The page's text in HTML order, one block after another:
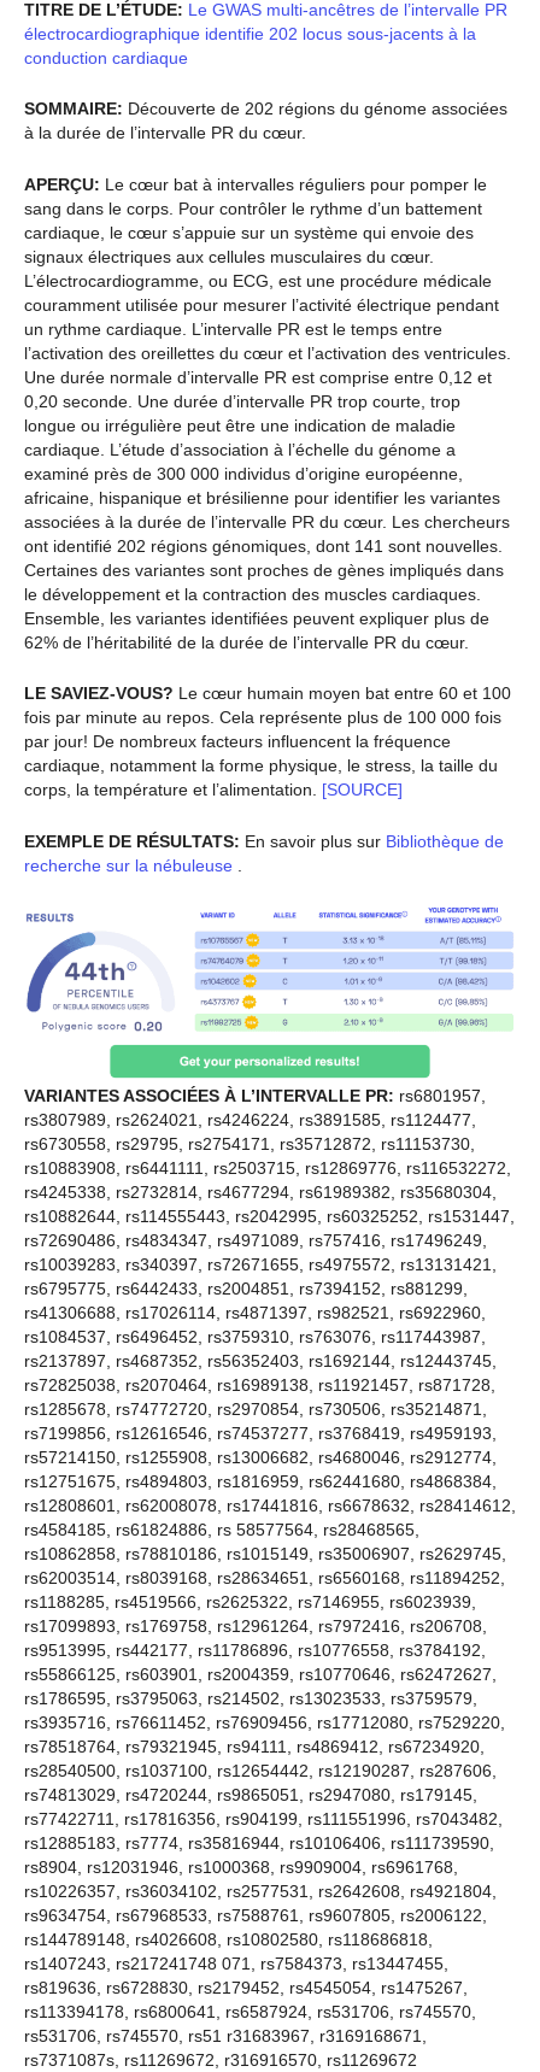
TITRE DE L’ÉTUDE: Le GWAS multi-ancêtres de l’intervalle PR
électrocardiographique identifie 202 locus sous-jacents à la
conduction cardiaque
SOMMAIRE: Découverte de 202 régions du génome associées
à la durée de l’intervalle PR du cœur.
APERÇU: Le cœur bat à intervalles réguliers pour pomper le
sang dans le corps. Pour contrôler le rythme d’un battement
cardiaque, le cœur s’appuie sur un système qui envoie des
signaux électriques aux cellules musculaires du cœur.
L’électrocardiogramme, ou ECG, est une procédure médicale
couramment utilisée pour mesurer l’activité électrique pendant
un rythme cardiaque. L’intervalle PR est le temps entre
l’activation des oreillettes du cœur et l’activation des ventricules.
Une durée normale d’intervalle PR est comprise entre 0,12 et
0,20 seconde. Une durée d’intervalle PR trop courte, trop
longue ou irrégulière peut être une indication de maladie
cardiaque. L’étude d’association à l’échelle du génome a
examiné près de 300 000 individus d’origine européenne,
africaine, hispanique et brésilienne pour identifier les variantes
associées à la durée de l’intervalle PR du cœur. Les chercheurs
ont identifié 202 régions génomiques, dont 141 sont nouvelles.
Certaines des variantes sont proches de gènes impliqués dans
le développement et la contraction des muscles cardiaques.
Ensemble, les variantes identifiées peuvent expliquer plus de
62% de l’héritabilité de la durée de l’intervalle PR du cœur.
LE SAVIEZ-VOUS? Le cœur humain moyen bat entre 60 et 100
fois par minute au repos. Cela représente plus de 100 000 fois
par jour! De nombreux facteurs influencent la fréquence
cardiaque, notamment la forme physique, le stress, la taille du
corps, la température et l’alimentation. [SOURCE]
EXEMPLE DE RÉSULTATS: En savoir plus sur Bibliothèque de
recherche sur la nébuleuse
VARIANTES ASSOCIÉES À L’INTERVALLE PR: rs6801957,
rs3807989, rs2624021, rs4246224, rs3891585, rs1124477,
rs6730558, rs29795, rs2754171, rs35712872, rs11153730,
rs10883908, rs6441111, rs2503715, rs12869776, rs116532272,
rs4245338, rs2732814, rs4677294, rs61989382, rs35680304,
rs10882644, rs114555443, rs2042995, rs60325252, rs1531447,
rs72690486, rs4834347, rs4971089, rs757416, rs17496249,
rs10039283, rs340397, rs72671655, rs4975572, rs13131421,
rs6795775, rs6442433, rs2004851, rs7394152, rs881299,
rs41306688, rs17026114, rs4871397, rs982521, rs6922960,
rs1084537, rs6496452, rs3759310, rs763076, rs117443987,
rs2137897, rs4687352, rs56352403, rs1692144, rs12443745,
rs72825038, rs2070464, rs16989138, rs11921457, rs871728,
rs1285678, rs74772720, rs2970854, rs730506, rs35214871,
rs7199856, rs12616546, rs74537277, rs3768419, rs4959193,
rs57214150, rs1255908, rs13006682, rs4680046, rs2912774,
rs12751675, rs4894803, rs1816959, rs62441680, rs4868384,
rs12808601, rs62008078, rs17441816, rs6678632, rs28414612,
rs4584185, rs61824886, rs 58577564, rs28468565,
rs10862858, rs78810186, rs1015149, rs35006907, rs2629745,
rs62003514, rs8039168, rs28634651, rs6560168, rs11894252,
rs1188285, rs4519566, rs2625322, rs7146955, rs6023939,
rs17099893, rs1769758, rs12961264, rs7972416, rs206708,
rs9513995, rs442177, rs11786896, rs10776558, rs3784192,
rs55866125, rs603901, rs2004359, rs10770646, rs62472627,
rs1786595, rs3795063, rs214502, rs13023533, rs3759579,
rs3935716, rs76611452, rs76909456, rs17712080, rs7529220,
rs78518764, rs79321945, rs94111, rs4869412, rs67234920,
rs28540500, rs1037100, rs12654442, rs12190287, rs287606,
rs74813029, rs4720244, rs9865051, rs2947080, rs179145,
rs77422711, rs17816356, rs904199, rs111551996, rs7043482,
rs12885183, rs7774, rs35816944, rs10106406, rs111739590,
rs8904, rs12031946, rs1000368, rs9909004, rs6961768,
rs10226357, rs36034102, rs2577531, rs2642608, rs4921804,
rs9634754, rs67968533, rs7588761, rs9607805, rs2006122,
rs144789148, rs4026608, rs10802580, rs118686818,
rs1407243, rs217241748 071, rs7584373, rs13447455,
rs819636, rs6728830, rs2179452, rs4545054, rs1475267,
rs113394178, rs6800641, rs6587924, rs531706, rs745570,
rs531706, rs745570, rs51 r31683967, r3169168671,
rs7371087s, rs11269672, r316916570, rs11269672